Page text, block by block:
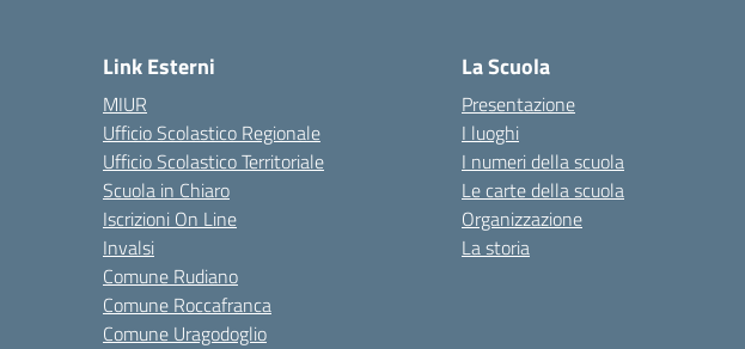
Link Esterni
MIUR
Ufficio Scolastico Regionale
Ufficio Scolastico Territoriale
Scuola in Chiaro
Iscrizioni On Line
Invalsi
Comune Rudiano
Comune Roccafranca
Comune Uragodoglio
La Scuola
Presentazione
I luoghi
I numeri della scuola
Le carte della scuola
Organizzazione
La storia